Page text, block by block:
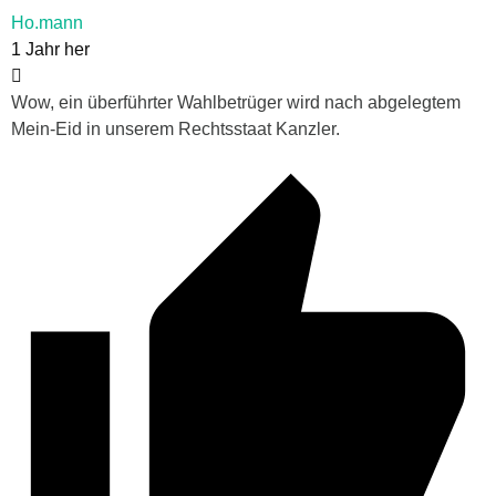
Ho.mann
1 Jahr her
Wow, ein überführter Wahlbetrüger wird nach abgelegtem
Mein-Eid in unserem Rechtsstaat Kanzler.